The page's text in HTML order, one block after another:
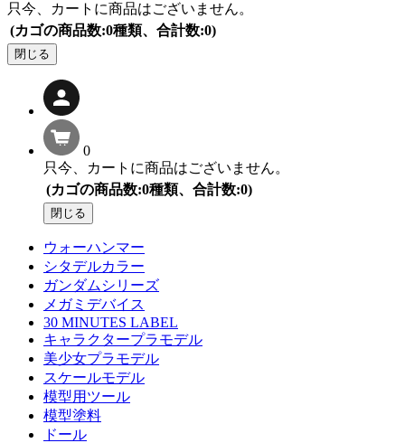
只今、カートに商品はございません。
(カゴの商品数:0種類、合計数:0)
閉じる
0
只今、カートに商品はございません。
(カゴの商品数:0種類、合計数:0)
閉じる
ウォーハンマー
シタデルカラー
ガンダムシリーズ
メガミデバイス
30 MINUTES LABEL
キャラクタープラモデル
美少女プラモデル
スケールモデル
模型用ツール
模型塗料
ドール